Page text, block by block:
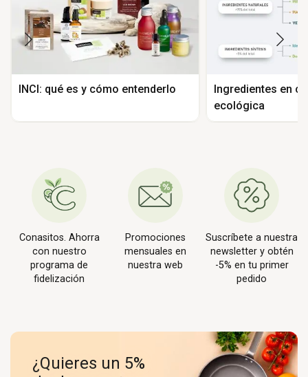
INCI: qué es y cómo entenderlo
Ingredientes en
ecológica
Conasitos. Ahorra
con nuestro
programa de
fidelización
Promociones
mensuales en
nuestra web
Suscríbete a nuestra
newsletter y obtén
-5% en tu primer
pedido
¿Quieres un 5%